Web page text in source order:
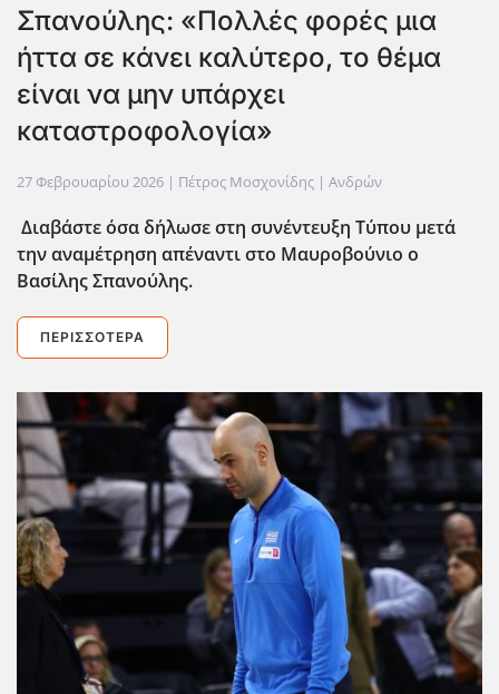
Σπανούλης: «Πολλές φορές μια
ήττα σε κάνει καλύτερο, το θέμα
είναι να μην υπάρχει
καταστροφολογία»
27 Φεβρουαρίου 2026 | Πέτρος Μοσχονίδης | Ανδρών
Διαβάστε όσα δ΄ηλωσε στη συνέντευξη Τύπου μετά
την αναμέτρηση απέναντι στο Μαυροβούνιο ο
Βασίλης Σπανούλης.
ΠΕΡΙΣΣΌΤΕΡΑ